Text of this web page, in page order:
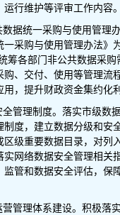
行维护等评审工作内容。
数据统一采购与使用管理
一采购与使用管理办法》
筹各部门非公共数据采购
购、交付、使用等管理流
，提升财政资金集约化
管理制度。落实市级数
制度，建立数据分级和安
区级重要数据目录，对列
实网络数据安全管理相关
监管和数据安全评估，保
管理体系建设。积极落